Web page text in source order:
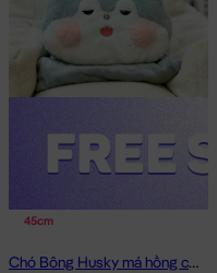
45cm
Chó Bông Husky má hồng có mền 2in1